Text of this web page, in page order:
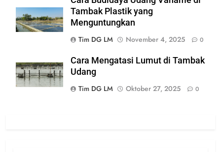
Tambak Plastik yang
Menguntungkan
Tim DG LM
November 4, 2025 0
Cara Mengatasi Lumut di Tambak
Udang
Tim DG LM
Oktober 27, 2025 0